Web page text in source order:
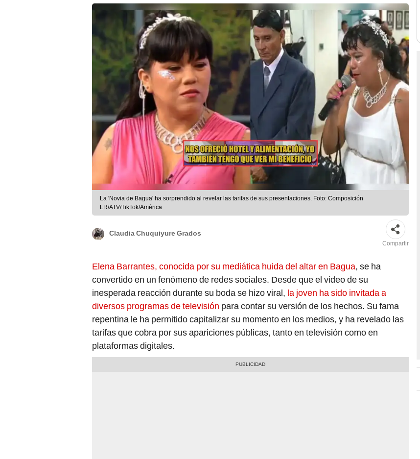
La 'Novia de Bagua' ha sorprendido al revelar las tarifas de sus presentaciones. Foto: Composición
LR/ATV/TikTok/América
Claudia Chuquiyure Grados
Compartir
Elena Barrantes, conocida por su mediática huida del altar en Bagua, se ha
convertido en un fenómeno de redes sociales. Desde que el video de su
inesperada reacción durante su boda se hizo viral, la joven ha sido invitada a
diversos programas de televisión para contar su versión de los hechos. Su fama
repentina le ha permitido capitalizar su momento en los medios, y ha revelado las
tarifas que cobra por sus apariciones públicas, tanto en televisión como en
plataformas digitales.